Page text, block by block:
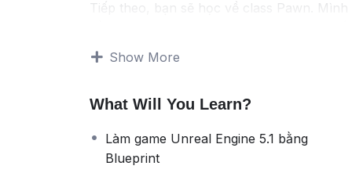
Tiếp theo, bạn sẽ học về class Pawn.
Sau khi bạn đã quen với việc sử dụng
animation hoàn chỉnh, và học nhiều cách
nghiệm chơi game!
Behavior Tree, và những kiến thức liên
vận hành được.
Show More
What Will You Learn?
Làm game Unreal Engine 5.1 bằng
Blueprint